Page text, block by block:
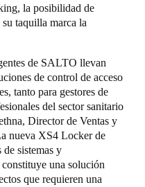
la posibilidad de
taquilla marca la
de SALTO llevan
de control de acceso
tanto para gestores de
del sector sanitario
Director de Ventas y
nueva XS4 Locker de
sistemas y
una solución
que requieren una